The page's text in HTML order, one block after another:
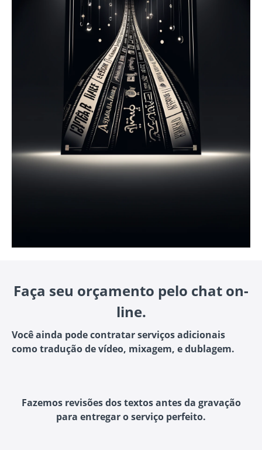
Faça seu orçamento pelo chat on-
line.
Você ainda pode contratar serviços adicionais
como tradução de vídeo, mixagem, e dublagem.
Fazemos revisões dos textos antes da gravação
para entregar o serviço perfeito.